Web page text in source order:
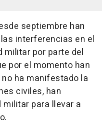
septiembre han
interferencias en el
militar por parte del
por el momento han
ha manifestado la
civiles, han
para llevar a